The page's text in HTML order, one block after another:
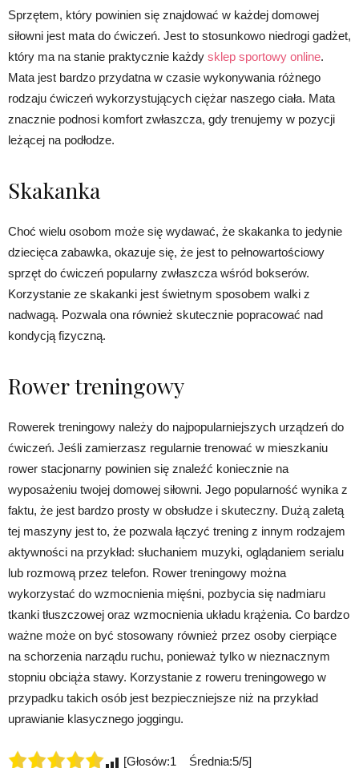
Sprzętem, który powinien się znajdować w każdej domowej
siłowni jest mata do ćwiczeń. Jest to stosunkowo niedrogi gadżet,
który ma na stanie praktycznie każdy sklep sportowy online.
Mata jest bardzo przydatna w czasie wykonywania różnego
rodzaju ćwiczeń wykorzystujących ciężar naszego ciała. Mata
znacznie podnosi komfort zwłaszcza, gdy trenujemy w pozycji
leżącej na podłodze.
Skakanka
Choć wielu osobom może się wydawać, że skakanka to jedynie
dziecięca zabawka, okazuje się, że jest to pełnowartościowy
sprzęt do ćwiczeń popularny zwłaszcza wśród bokserów.
Korzystanie ze skakanki jest świetnym sposobem walki z
nadwagą. Pozwala ona również skutecznie popracować nad
kondycją fizyczną.
Rower treningowy
Rowerek treningowy należy do najpopularniejszych urządzeń do
ćwiczeń. Jeśli zamierzasz regularnie trenować w mieszkaniu
rower stacjonarny powinien się znaleźć koniecznie na
wyposażeniu twojej domowej siłowni. Jego popularność wynika z
faktu, że jest bardzo prosty w obsłudze i skuteczny. Dużą zaletą
tej maszyny jest to, że pozwala łączyć trening z innym rodzajem
aktywności na przykład: słuchaniem muzyki, oglądaniem serialu
lub rozmową przez telefon. Rower treningowy można
wykorzystać do wzmocnienia mięśni, pozbycia się nadmiaru
tkanki tłuszczowej oraz wzmocnienia układu krążenia. Co bardzo
ważne może on być stosowany również przez osoby cierpiące
na schorzenia narządu ruchu, ponieważ tylko w nieznacznym
stopniu obciąża stawy. Korzystanie z roweru treningowego w
przypadku takich osób jest bezpieczniejsze niż na przykład
uprawianie klasycznego joggingu.
[Głosów:1 Średnia:5/5]